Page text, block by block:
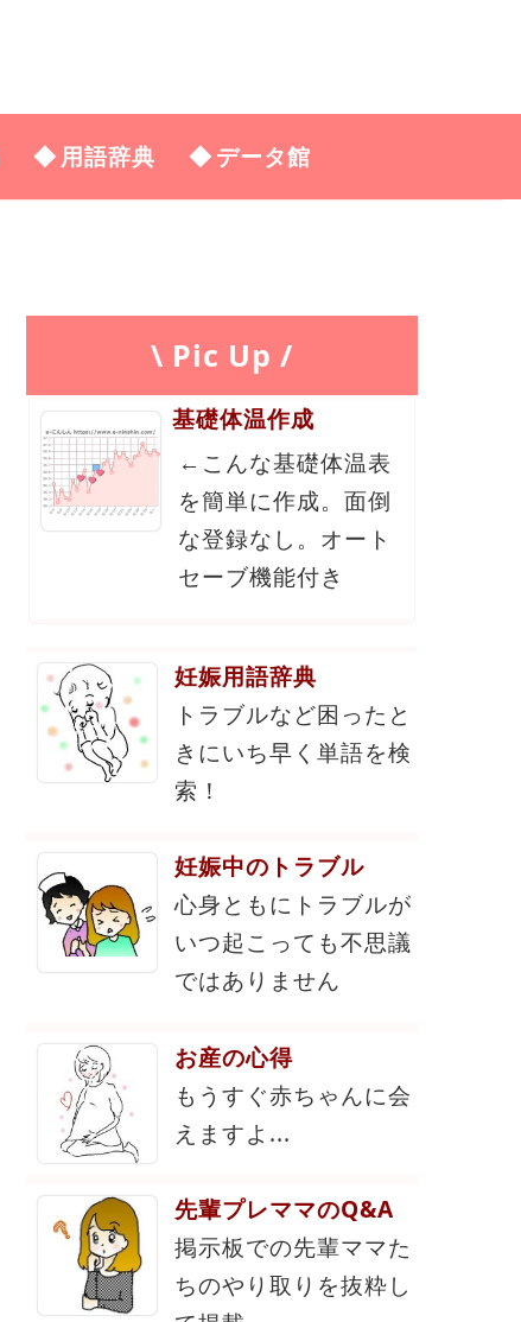
用語辞典 データ館
\ Pic Up /
基礎体温作成
←こんな基礎体温表
を簡単に作成。面倒
な登録なし。オート
セーブ機能付き
妊娠用語辞典
トラブルなど困ったと
きにいち早く単語を検
索！
妊娠中のトラブル
心身ともにトラブルが
いつ起こっても不思議
ではありません
お産の心得
もうすぐ赤ちゃんに会
えますよ...
先輩プレママのQ&A
掲示板での先輩ママた
ちのやり取りを抜粋し